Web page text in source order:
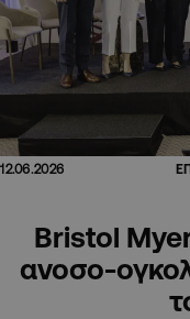
12.06.2026
Bristol
ανοσο-